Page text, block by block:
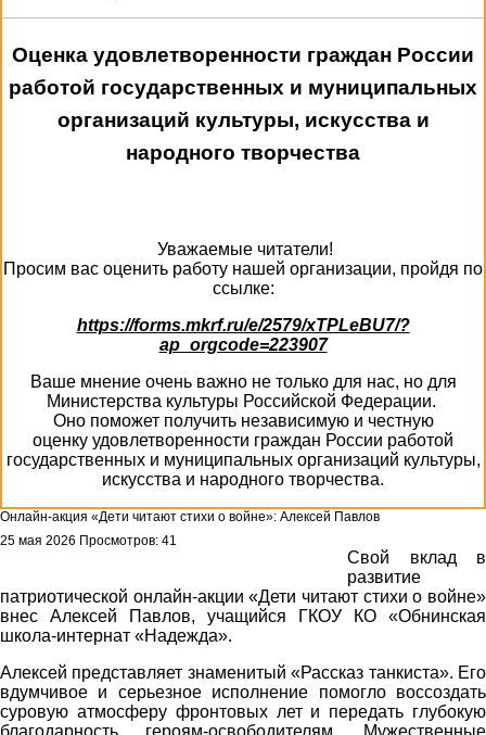
Оценка удовлетворенности граждан России
работой государственных и муниципальных
организаций культуры, искусства и
народного творчества
Уважаемые читатели!
Просим вас оценить работу нашей организации, пройдя по
ссылке:
https://forms.mkrf.ru/e/2579/xTPLeBU7/?
ap_orgcode=223907
Ваше мнение очень важно не только для нас, но для
Министерства культуры Российской Федерации.
Оно поможет получить независимую и честную
оценку удовлетворенности граждан России работой
государственных и муниципальных организаций культуры,
искусства и народного творчества.
Онлайн-акция «Дети читают стихи о войне»: Алексей Павлов
25 мая 2026 Просмотров: 41
Свой вклад в
развитие
патриотической онлайн-акции «Дети читают стихи о войне»
внес Алексей Павлов, учащийся ГКОУ КО «Обнинская
школа-интернат «Надежда».
Алексей представляет знаменитый «Рассказ танкиста». Его
вдумчивое и серьезное исполнение помогло воссоздать
суровую атмосферу фронтовых лет и передать глубокую
благодарность героям-освободителям. Мужественные